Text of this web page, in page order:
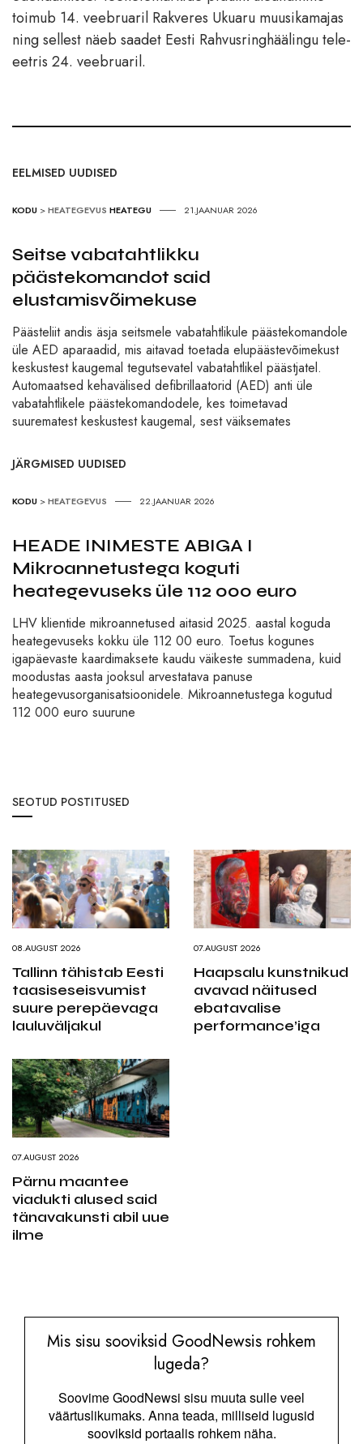
toimub 14. veebruaril Rakveres Ukuaru muusikamajas
ning sellest näeb saadet Eesti Rahvusringhäälingu tele-
eetris 24. veebruaril.
EELMISED UUDISED
KODU >HEATEGEVUS HEATEGU 21.JAANUAR 2026
Seitse vabatahtlikku
päästekomandot said
elustamisvõimekuse
Päästeliit andis äsja seitsmele vabatahtlikule päästekomandole
üle AED aparaadid, mis aitavad toetada elupäästevõimekust
keskustest kaugemal tegutsevatel vabatahtlikel päästjatel.
Automaatsed kehavälised defibrillaatorid (AED) anti üle
vabatahtlikele päästekomandodele, kes toimetavad
suurematest keskustest kaugemal, sest väiksemates
JÄRGMISED UUDISED
KODU >HEATEGEVUS 22.JAANUAR 2026
HEADE INIMESTE ABIGA I
Mikroannetustega koguti
heategevuseks üle 112 000 euro
LHV klientide mikroannetused aitasid 2025. aastal koguda
heategevuseks kokku üle 112 00 euro. Toetus kogunes
igapäevaste kaardimaksete kaudu väikeste summadena, kuid
moodustas aasta jooksul arvestatava panuse
heategevusorganisatsioonidele. Mikroannetustega kogutud
112 000 euro suurune
SEOTUD POSTITUSED
08.AUGUST 2026
Tallinn tähistab Eesti
taasiseseisvumist
suure perepäevaga
lauluväljakul
07.AUGUST 2026
Haapsalu kunstnikud
avavad näitused
ebatavalise
performance’iga
07.AUGUST 2026
Pärnu maantee
viadukti alused said
tänavakunsti abil uue
ilme
Mis sisu sooviksid GoodNewsis rohkem
lugeda?
Soovime GoodNewsi sisu muuta sulle veel
väärtuslikumaks. Anna teada, milliseid lugusid
sooviksid portaalis rohkem näha.